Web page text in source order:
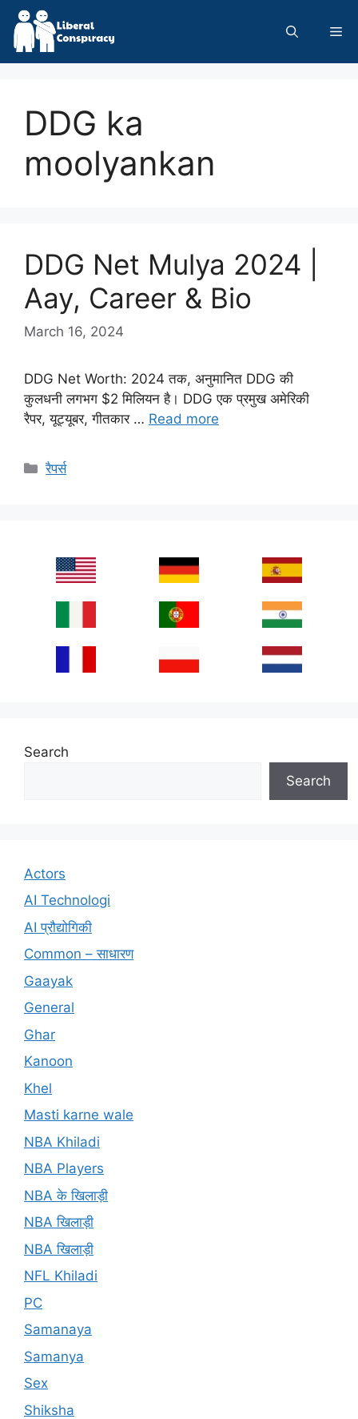
Skip
content
DDG ka
moolyankan
DDG Net Mulya 2024 |
Aay, Career & Bio
March 16, 2024
DDG Net Worth: 2024 तक, अनुमानित DDG की
कुलधनी लगभग $2 मिलियन है। DDG एक प्रमुख अमेरिकी
रैपर, यूट्यूबर, गीतकार … Read more
Categories
रैपर्स
Search
Search
Actors
AI Technologi
AI प्रौद्योगिकी
Common – साधारण
Gaayak
General
Ghar
Kanoon
Khel
Masti karne wale
NBA Khiladi
NBA Players
NBA के खिलाड़ी
NBA खिलाड़ी
NBA खिलाड़ी
NFL Khiladi
PC
Samanaya
Samanya
Sex
Shiksha